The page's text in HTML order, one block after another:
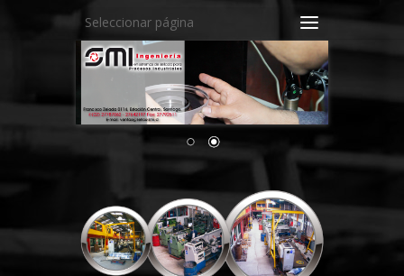
Seleccionar página